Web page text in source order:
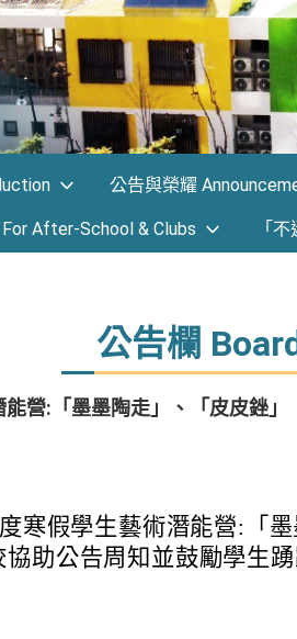
公告與榮耀
After-School & Clubs 「
公告欄
營:「墨墨陶走」、「皮皮銼」
寒假學生藝術潛能營:「墨
協助公告周知並鼓勵學生